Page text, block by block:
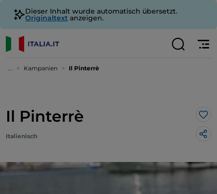
Dieser Inhalt wurde automatisch übersetzt.
Originaltext anzeigen.
... Kampanien Il Pinterrè
Il Pinterrè
Italienisch